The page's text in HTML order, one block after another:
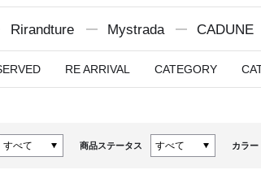
Rirandture Mystrada CADUNE
RE ARRIVAL CATEGORY
商品ステータス カラー